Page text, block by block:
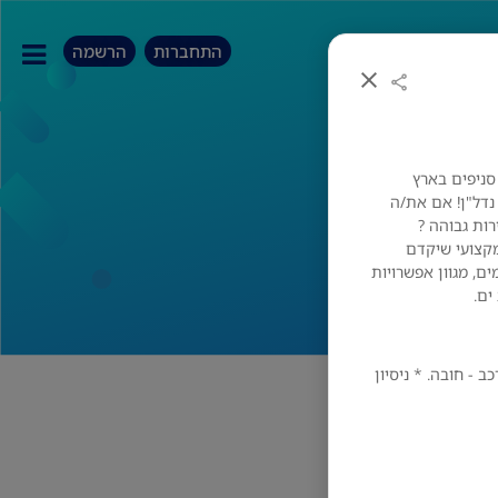
מספר סניפים בארץ
נדל"ן! אם את/ה
גבוהה ?
שיקדם
מגוון אפשרויות
- חובה. * ניסיון
התחברות הרשמה